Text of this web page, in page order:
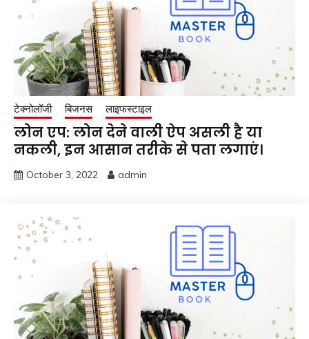
टेक्नोलॉजी बिजनस लाइफस्टाइल
लोन एप: लोन देने वाली ऐप असली है या
नकली, इन आसान तरीके से पता लगाएं।
October 3, 2022 admin